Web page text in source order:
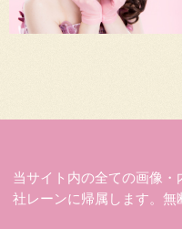
当サイト内の全ての画像
社レーンに帰属します。無